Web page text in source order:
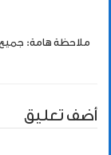
ملاحظة هامة: جميع
أضف تعليق